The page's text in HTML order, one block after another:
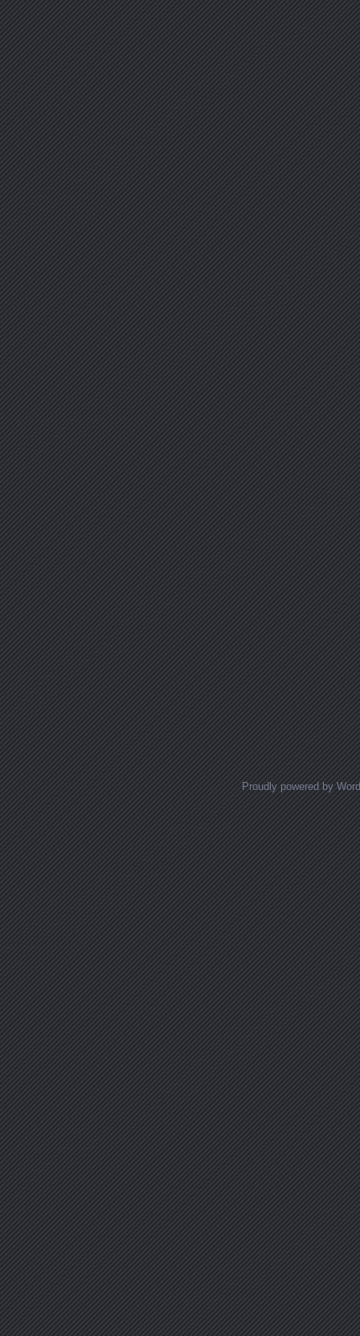
Proudly powered by